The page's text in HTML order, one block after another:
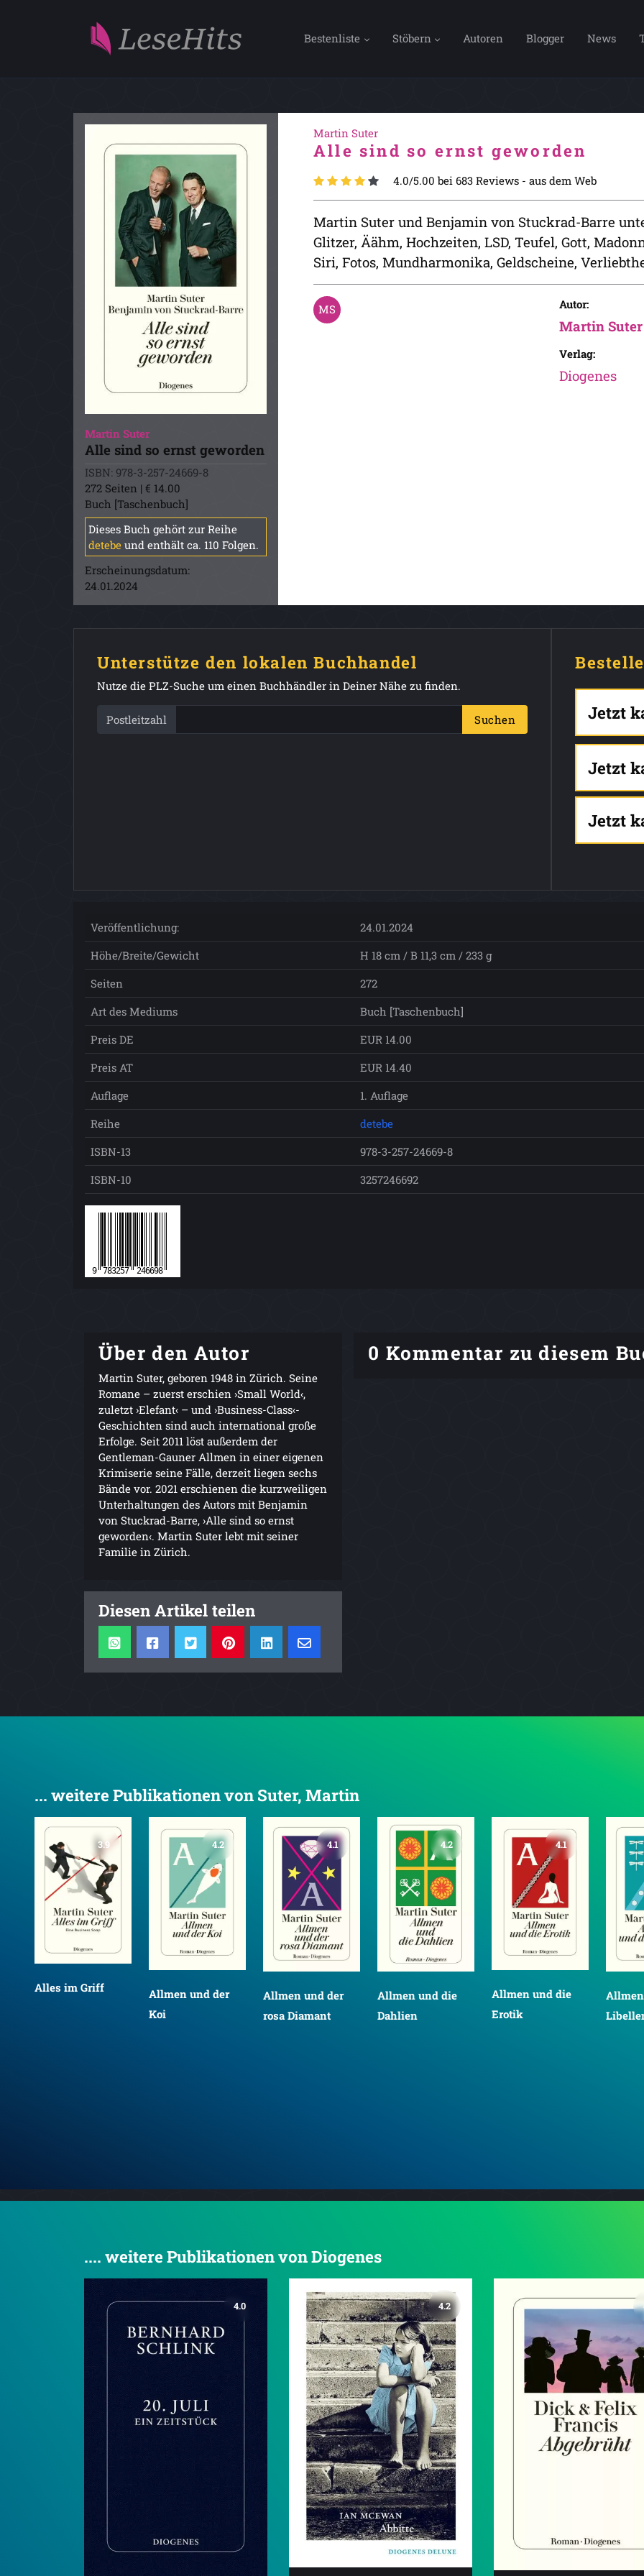
Bestenliste Stöbern Autoren Blogger News
Martin Suter
Alle sind so ernst geworden
ISBN: 978-3-257-24669-8
272 Seiten | € 14.00
Buch [Taschenbuch]
Dieses Buch gehört zur Reihe
detebe und enthält ca. 110 Folgen.
Erscheinungsdatum:
24.01.2024
Martin Suter
Alle sind so ernst geworden
4.0/5.00 bei 683 Reviews - aus dem Web
Martin Suter und Benjamin von Stuckrad-Barre
Glitzer, Äähm, Hochzeiten, LSD, Teufel, Gott,
Siri, Fotos, Mundharmonika, Geldscheine,
Autor:
Martin Suter
Verlag:
Diogenes
Unterstütze den lokalen Buchhandel
Nutze die PLZ-Suche um einen Buchhändler in Deiner Nähe zu finden.
Postleitzahl Suchen Jetzt
Jetzt
Jetzt
Veröffentlichung:
24.01.2024
Höhe/Breite/Gewicht
H 18 cm / B 11,3 cm / 233 g
Seiten
272
Art des Mediums
Buch [Taschenbuch]
Preis DE
EUR 14.00
Preis AT
EUR 14.40
Auflage
1. Auflage
Reihe
detebe
ISBN-13
978-3-257-24669-8
ISBN-10
3257246692
Über den Autor
Martin Suter, geboren 1948 in Zürich. Seine
Romane – zuerst erschien ›Small World‹,
zuletzt ›Elefant‹ – und ›Business-Class‹-
Geschichten sind auch international große
Erfolge. Seit 2011 löst außerdem der
Gentleman-Gauner Allmen in einer eigenen
Krimiserie seine Fälle, derzeit liegen sechs
Bände vor. 2021 erschienen die kurzweiligen
Unterhaltungen des Autors mit Benjamin
von Stuckrad-Barre, ›Alle sind so ernst
geworden‹. Martin Suter lebt mit seiner
Familie in Zürich.
Diesen Artikel teilen
0 Kommentar zu diesem
... weitere Publikationen von Suter, Martin
3.9
Alles im Griff
4.2
Allmen und der
Koi
4.1
Allmen und der
rosa Diamant
4.2
Allmen und die
Dahlien
4.1
Allmen und die
Erotik
.... weitere Publikationen von Diogenes
4.0 4.2